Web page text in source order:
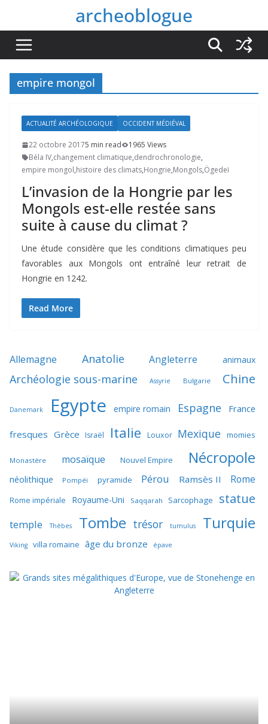
contenu
archeoblogue
empire mongol
ACTUALITÉ ARCHÉOLOGIQUE OCCIDENT MÉDIÉVAL
22 octobre 20175 min read
1965 Views
Béla IV,changement climatique,dendrochronologie,
empire mongol,histoire des climats,Hongrie,Mongols,Ögedeï
L’invasion de la Hongrie par les
Mongols est-elle restée sans
suite à cause du climat ?
Une étude considère que les conditions climatiques peu
favorables aux Mongols ont entraîné leur retrait de
Hongrie en 1242.
Read More
Allemagne Anatolie Angleterre animaux
Archéologie sous-marine Assyrie Bulgarie Chine
Danemark Egypte empire romain Espagne France
fresques Grèce Israël Italie Louxor Mexique momies
Monastère mosaïque Nouvel Empire Nécropole
néolithique Pompéi pyramide Pérou Ramsès II Rome
Rome impériale Royaume-Uni Saqqarah Sarcophage statue
temple Thèbes Tombe trésor tumulus Turquie
Viking villa romaine âge du bronze épave